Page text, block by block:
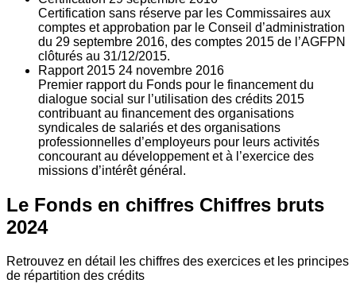
Certification sans réserve par les Commissaires aux
comptes et approbation par le Conseil d’administration
du 29 septembre 2016, des comptes 2015 de l’AGFPN
clôturés au 31/12/2015.
Rapport 2015 24 novembre 2016
Premier rapport du Fonds pour le financement du
dialogue social sur l’utilisation des crédits 2015
contribuant au financement des organisations
syndicales de salariés et des organisations
professionnelles d’employeurs pour leurs activités
concourant au développement et à l’exercice des
missions d’intérêt général.
Le Fonds en chiffres Chiffres bruts
2024
Retrouvez en détail les chiffres des exercices et les principes
de répartition des crédits